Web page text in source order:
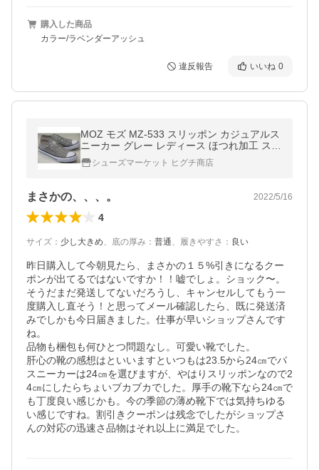
購入した商品
カラー/ラベンダーアッシュ
違反報告 いいね 0
MOZ モズ MZ-533 スリッポン カジュアルス
ニーカー グレー レディース ほつれ加工 スリ
ップ キャンバス ローカット エルク スウェー
デンシューズマーケット ヒグチ商店
まさかの、、、。 2022/5/16
4
サイズ ： 少し大きめ、 底の厚み ： 普通、 履きやすさ ： 良い
昨日購入して今朝見たら、まさかの１５%引きになるクー
ポンが出てるではないですか！！嘘でしょ。ショック〜。
そうだまだ発送してないだろうし、キャンセルしてもう一
度購入し直そう！と思ってメール確認したら、既に発送済
みでしかも今日届きました。仕事が早いショップさんです
ね。
品物も梱包も何ひとつ問題なし。可愛い靴でした。
肝心の靴の感想はといいますといつもは23.5から24㎝でパ
スニーカーは24㎝を選びますが、やはりスリッポンなので2
4㎝にしたらちょいブカブカでした。厚手の靴下なら24㎝で
も丁度良い感じかも。今の季節の薄め靴下では気持ちゆる
い感じですね。割引きクーポンは残念でしたがショップさ
んの対応の迅速さ品物はそれ以上に満足でした。